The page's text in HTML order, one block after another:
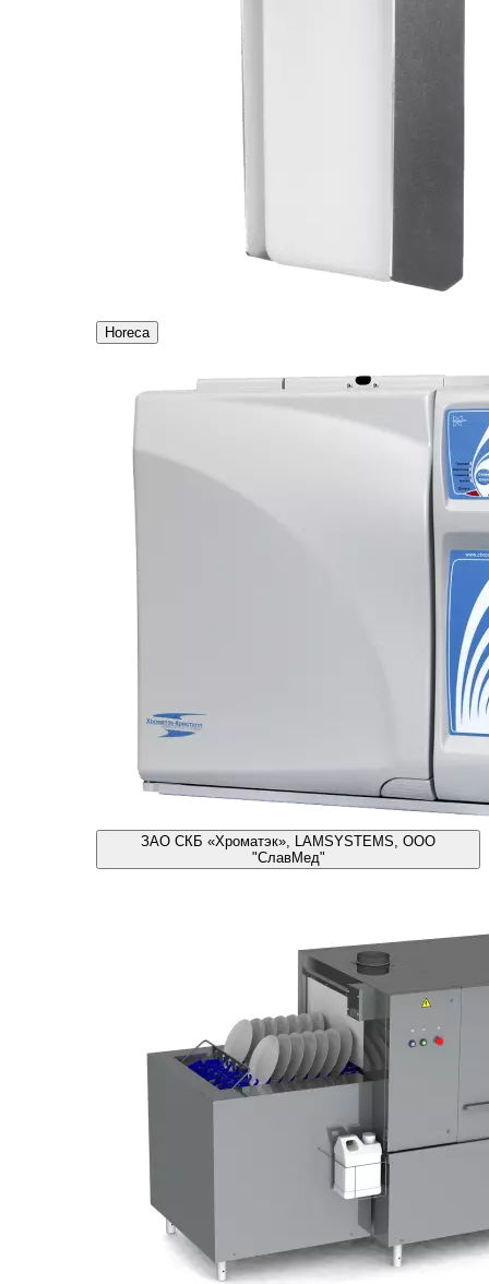
Horeca
ЗАО СКБ «Хроматэк», LAMSYSTEMS, ООО
"СлавМед"